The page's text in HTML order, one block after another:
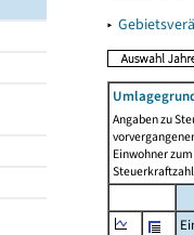
▸
Angaben zu
Einwohner